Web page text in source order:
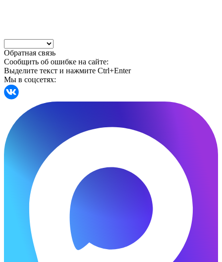
Обратная связь
Сообщить об ошибке на сайте:
Выделите текст и нажмите Ctrl+Enter
Мы в соцсетях: